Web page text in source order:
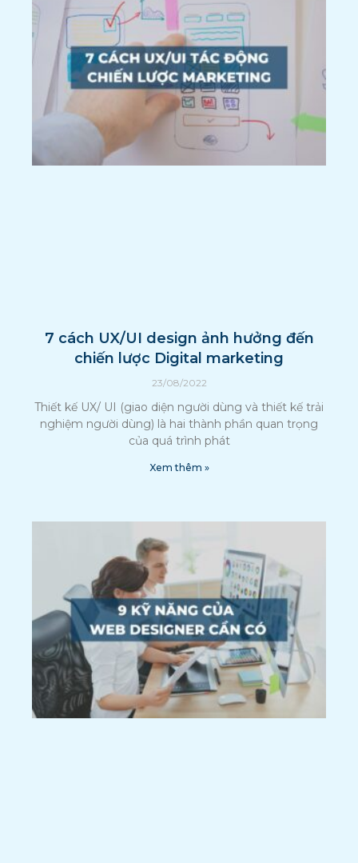
7 cách UX/UI design ảnh hưởng đến
chiến lược Digital marketing
23/08/2022
Thiết kế UX/ UI (giao diện người dùng và thiết kế trải
nghiệm người dùng) là hai thành phần quan trọng
của quá trình phát
Xem thêm »